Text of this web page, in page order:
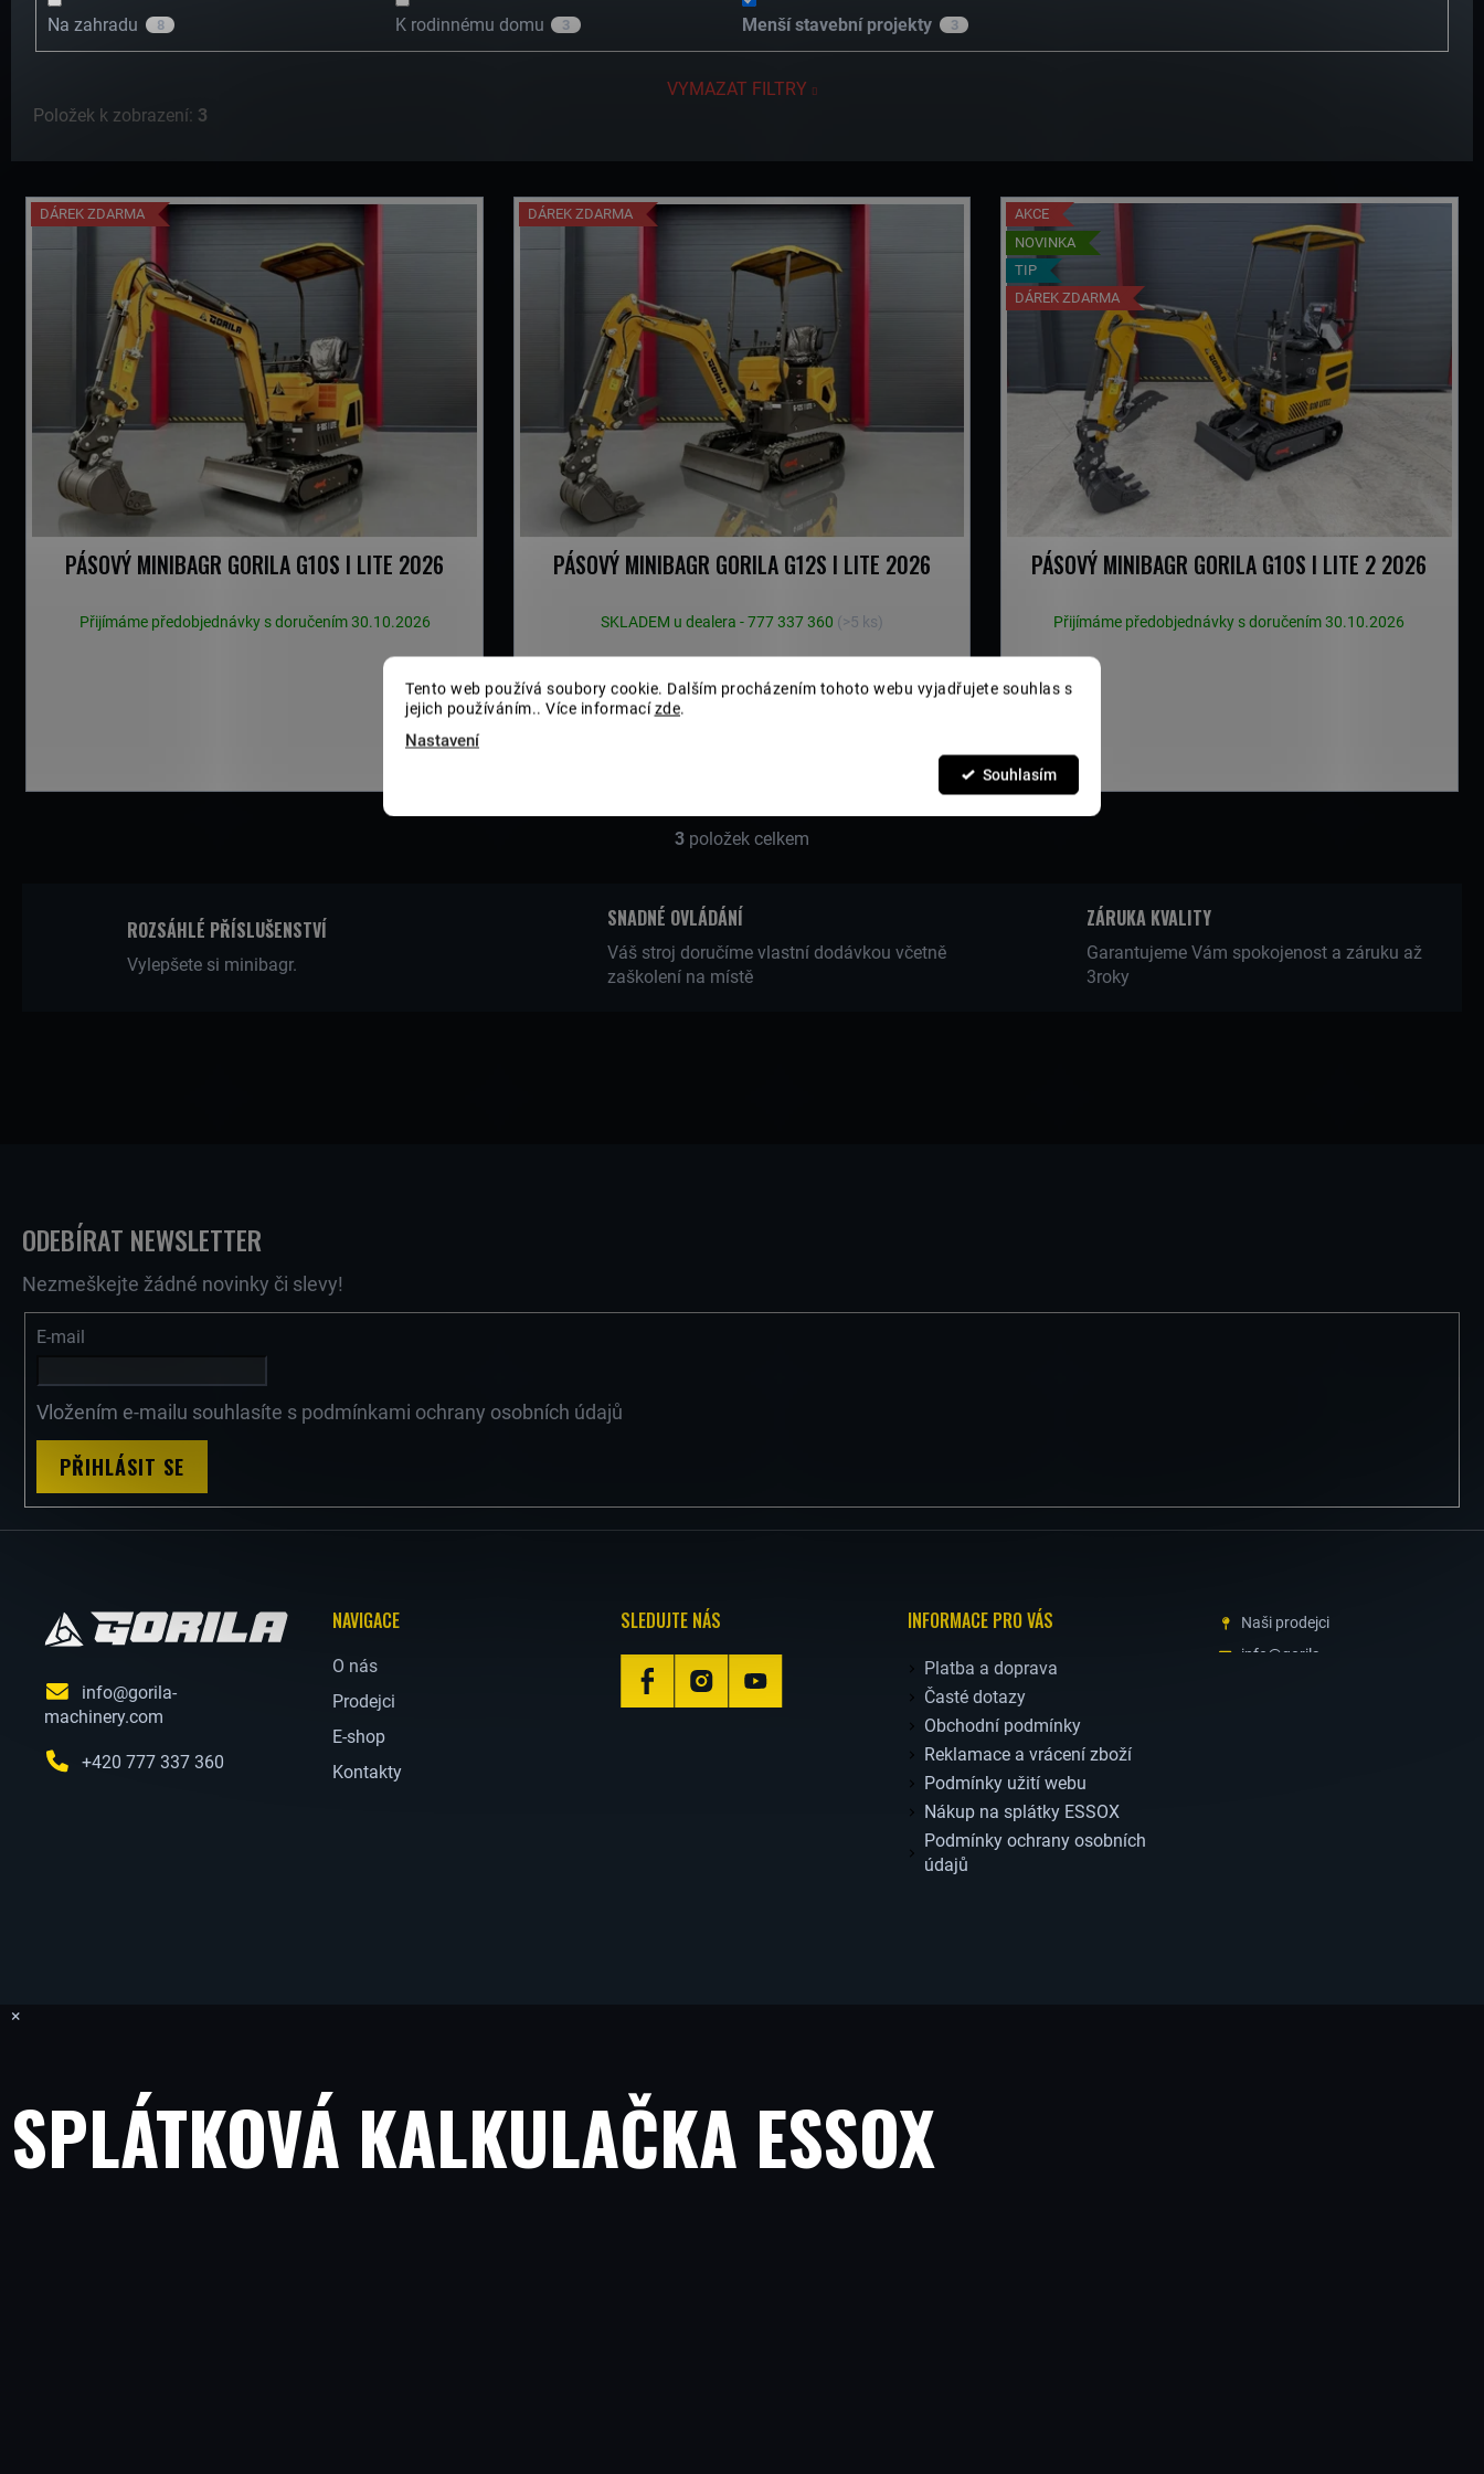
Tento web používá soubory cookie. Dalším procházením tohoto webu vyjadřujete souhlas s
jejich používáním.. Více informacízde.
Nastavení
Souhlasím
Na zahradu 8 K rodinnému domu 3 Menší stavební projekty 3
VYMAZAT FILTRY
Položek k zobrazení: 3
V
Ý
P
R
K
T
Ů
DÁREK ZDARMA
PÁSOVÝ MINIBAGR GORILA G10S I LITE 2026
Přijímáme předobjednávky s doručením 30.10.2026
DÁREK ZDARMA
PÁSOVÝ MINIBAGR GORILA G12S I LITE 2026
SKLADEM u dealera - 777 337 360 (>5 ks)
AKCE
NOVINKA
TIP
DÁREK ZDARMA
PÁSOVÝ MINIBAGR GORILA G10S I LITE 2 2026
Přijímáme předobjednávky s doručením 30.10.2026
V
L
Í
K
V
3 položek celkem
ROZSÁHLÉ PŘÍSLUŠENSTVÍ
Vylepšete si minibagr.
SNADNÉ OVLÁDÁNÍ
Váš stroj doručíme vlastní dodávkou včetně
zaškolení na místě
ZÁRUKA KVALITY
Garantujeme Vám spokojenost a záruku až
3roky
A
J
MINIBAGR
1.0-
1.8T
HYDRAULICKÁ
HADICE
PRO
PŘÍDAVNÝ
OKRUH
GORILA
PRO
2.6T
LŽÍCE
200
PRO
MINIBAGRY
GORILA
2.7T
Á
P
A
ODEBÍRAT NEWSLETTER
Nezmeškejte žádné novinky či slevy!
E-mail
Vložením e-mailu souhlasíte s podmínkami ochrany osobních údajů
PŘIHLÁSIT SE
info@gorila-
machinery.com
+420 777 337 360
NAVIGACE
O nás
Prodejci
E-shop
Kontakty
SLEDUJTE NÁS INFORMACE PRO VÁS
Platba a doprava
Časté dotazy
Obchodní podmínky
Reklamace a vrácení zboží
Podmínky užití webu
Nákup na splátky ESSOX
Podmínky ochrany osobních
údajů
Naši prodejci
info@gorila-
×
SPLÁTKOVÁ KALKULAČKA ESSOX